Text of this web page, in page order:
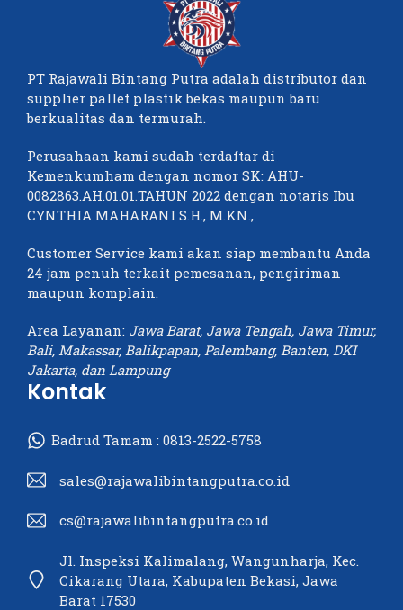
PT Rajawali Bintang Putra adalah distributor dan
supplier pallet plastik bekas maupun baru
berkualitas dan termurah.
Perusahaan kami sudah terdaftar di
Kemenkumham dengan nomor SK: AHU-
0082863.AH.01.01.TAHUN 2022 dengan notaris Ibu
CYNTHIA MAHARANI S.H., M.KN.,
Customer Service kami akan siap membantu Anda
24 jam penuh terkait pemesanan, pengiriman
maupun komplain.
Area Layanan: Jawa Barat, Jawa Tengah, Jawa Timur,
Bali, Makassar, Balikpapan, Palembang, Banten, DKI
Jakarta, dan Lampung
Kontak
Badrud Tamam : 0813-2522-5758
sales@rajawalibintangputra.co.id
cs@rajawalibintangputra.co.id
Jl. Inspeksi Kalimalang, Wangunharja, Kec.
Cikarang Utara, Kabupaten Bekasi, Jawa
Barat 17530